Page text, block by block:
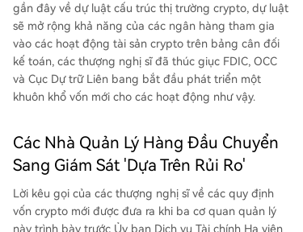
gần đây về dự luật cấu trúc thị trường crypto, dự luật
sẽ mở rộng khả năng của các ngân hàng tham gia
vào các hoạt động tài sản crypto trên bảng cân đối
kế toán, các thượng nghị sĩ đã thúc giục FDIC, OCC
và Cục Dự trữ Liên bang bắt đầu phát triển một
khuôn khổ vốn mới cho các hoạt động như vậy.
Các Nhà Quản Lý Hàng Đầu Chuyển
Sang Giám Sát 'Dựa Trên Rủi Ro'
Lời kêu gọi của các thượng nghị sĩ về các quy định
vốn crypto mới được đưa ra khi ba cơ quan quản lý
này trình bày trước Ủy ban Dịch vụ Tài chính Hạ viện